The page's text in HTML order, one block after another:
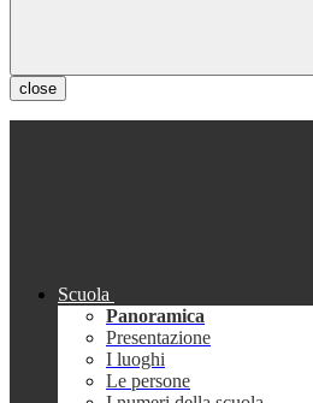
close
Scuola
Panoramica
Presentazione
I luoghi
Le persone